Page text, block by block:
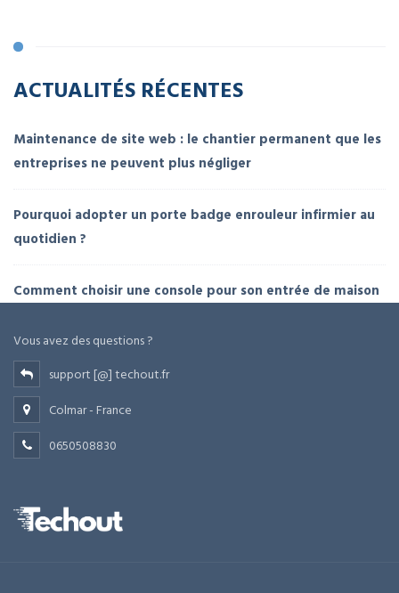
ACTUALITÉS RÉCENTES
Maintenance de site web : le chantier permanent que les
entreprises ne peuvent plus négliger
Pourquoi adopter un porte badge enrouleur infirmier au
quotidien ?
Comment choisir une console pour son entrée de maison
Vous avez des questions ?
support [@] techout.fr
Colmar - France
0650508830